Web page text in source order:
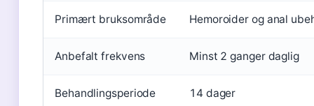
Primært bruksområde Hemoroider og anal
Anbefalt frekvens Minst 2 ganger daglig
Behandlingsperiode 14 dager